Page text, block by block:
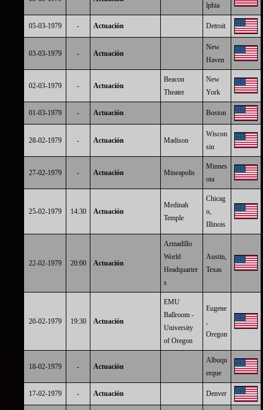
lphia
05-03-1979 - Actuación Detroit
03-03-1979 - Actuación
New
Haven
02-03-1979 - Actuación
Beacon
Theater
New
York
01-03-1979 - Actuación Boston
28-02-1979 - Actuación Madison
Wiscon
sin
27-02-1979 - Actuación Mineapolis
Minnes
ota
25-02-1979 14:30 Actuación
Medinah
Temple
Chicag
o,
Illinois
22-02-1979 20:00 Actuación
Armadillo
World
Headquarter
s
Austin,
Texas
20-02-1979 19:30 Actuación
EMU
Ballroom -
University
of Oregon
Eugene
,
Oregon
18-02-1979 - Actuación
Albuqu
erque
17-02-1979 - Actuación Denver